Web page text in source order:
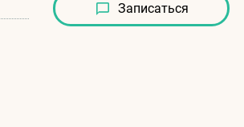
Записаться